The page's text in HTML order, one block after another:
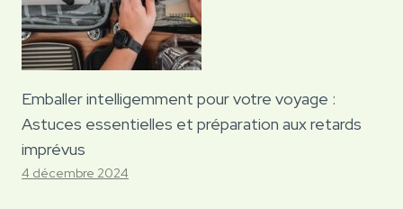
Emballer intelligemment pour votre voyage :
Astuces essentielles et préparation aux retards
imprévus
4 décembre 2024